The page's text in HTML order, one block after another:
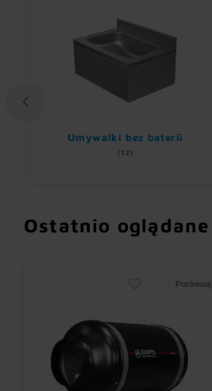
Umywalki bez baterii
(12)
Ostatnio oglądane
Porównaj